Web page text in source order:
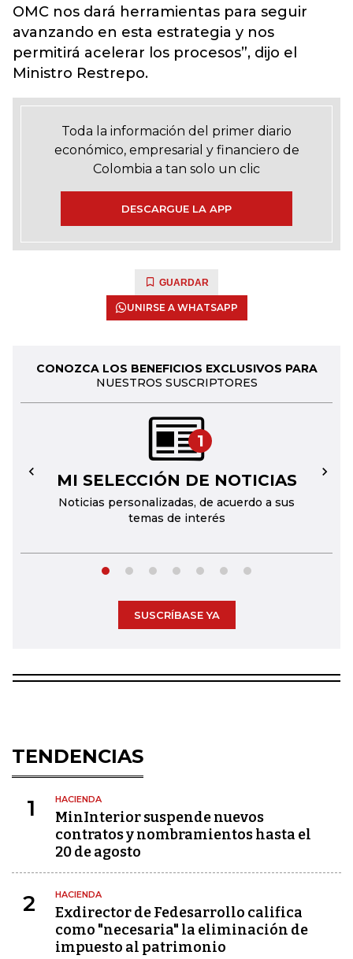
OMC nos dará herramientas para seguir
avanzando en esta estrategia y nos
permitirá acelerar los procesos”, dijo el
Ministro Restrepo.
Toda la información del primer diario
económico, empresarial y financiero de
Colombia a tan solo un clic
DESCARGUE LA APP
GUARDAR
UNIRSE A WHATSAPP
CONOZCA LOS BENEFICIOS EXCLUSIVOS PARA
NUESTROS SUSCRIPTORES
1
MI SELECCIÓN DE NOTICIAS
Noticias personalizadas, de acuerdo a sus
temas de interés
← →
SUSCRÍBASE YA
TENDENCIAS
1 HACIENDA
MinInterior suspende nuevos
contratos y nombramientos hasta el
20 de agosto
2 HACIENDA
Exdirector de Fedesarrollo califica
como "necesaria" la eliminación de
impuesto al patrimonio